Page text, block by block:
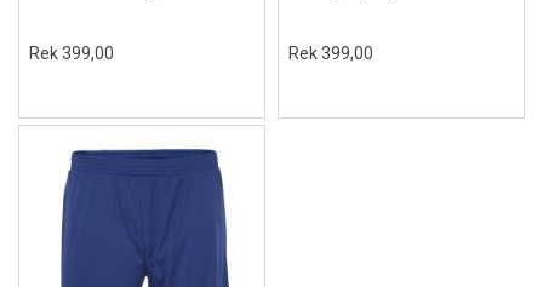
Rek 399,00 Rek 399,00